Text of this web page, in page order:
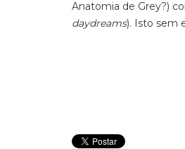
Anatomia de Grey?)
daydreams). Isto sem